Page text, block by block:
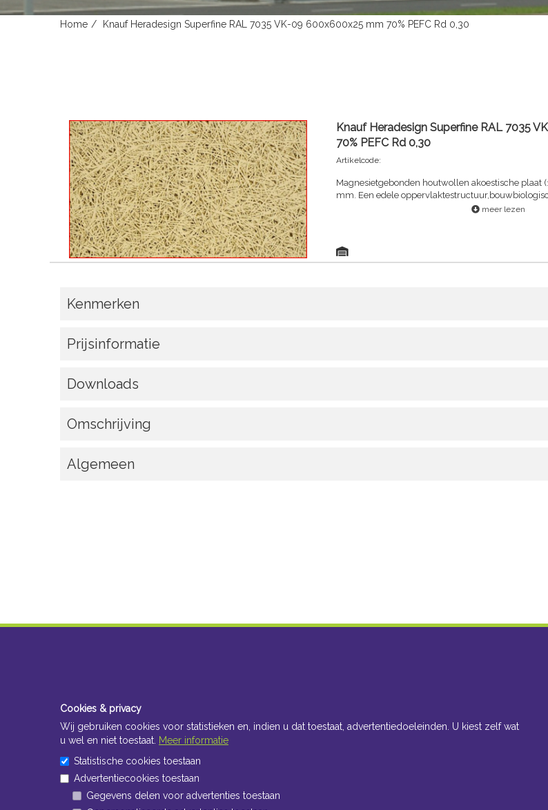
Home Knauf Heradesign Superfine RAL 7035 VK-09 600x600x25 mm 70% PEFC Rd 0,30
Knauf Heradesign Superfine RAL 7035
70% PEFC Rd 0,30
Artikelcode:
Magnesietgebonden houtwollen akoestische plaat
mm. Een edele
meer lezen
Kenmerken
Prijsinformatie
Downloads
Omschrijving
Algemeen
Cookies & privacy
Wij gebruiken cookies voor statistieken en, indien u dat toestaat, advertentiedoeleinden. U kiest zelf wat
u wel en niet toestaat. Meer informatie
Statistische cookies toestaan
Advertentiecookies toestaan
Gegevens delen voor advertenties toestaan